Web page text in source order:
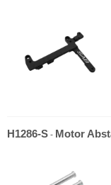
H1286-S - Motor